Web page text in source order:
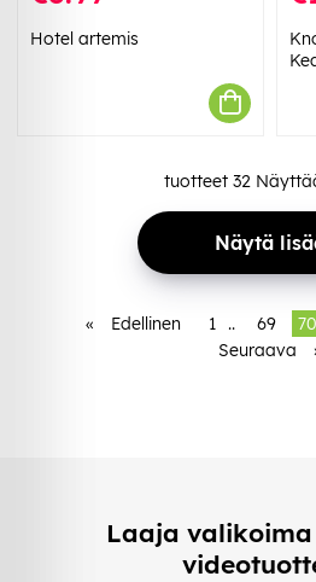
Hotel artemis
tuotteet 32
Näytä
« Edellinen 1 .. 69 70
Seuraava
Laaja